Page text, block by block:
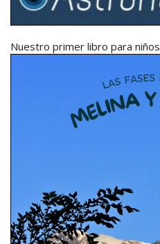
Nuestro primer libro para niños